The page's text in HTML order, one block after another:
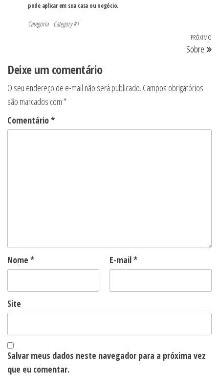
pode aplicar em sua casa ou negócio.
Categoria Category #1
Post
PRÓXIMO
Sobre
Deixe um comentário
O seu endereço de e-mail não será publicado. Campos obrigatórios
são marcados com *
Comentário*
Nome * E-mail*
Site
Salvar meus dados neste navegador para a próxima vez
que eu comentar.